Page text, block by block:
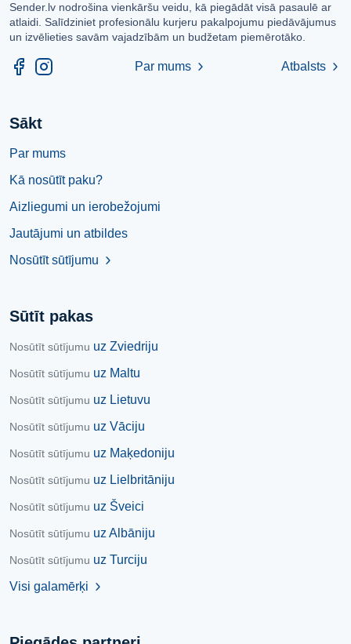
Sender.lv nodrošina vienkāršu veidu, kā piegādāt visā pasaulē ar
atlaidi. Salīdziniet profesionālu kurjeru pakalpojumu piedāvājumus
un izvēlieties savām vajadzībām un budžetam piemērotāko.
Par mums chevron_right Atbalsts chevron_right
Sākt
Par mums
Kā nosūtīt paku?
Aizliegumi un ierobežojumi
Jautājumi un atbildes
Nosūtīt sūtījumu
chevron_right
Sūtīt pakas
Nosūtīt sūtījumu uz Zviedriju
Nosūtīt sūtījumu uz Maltu
Nosūtīt sūtījumu uz Lietuvu
Nosūtīt sūtījumu uz Vāciju
Nosūtīt sūtījumu uz Maķedoniju
Nosūtīt sūtījumu uz Lielbritāniju
Nosūtīt sūtījumu uz Šveici
Nosūtīt sūtījumu uz Albāniju
Nosūtīt sūtījumu uz Turciju
Visi galamērķi
chevron_right